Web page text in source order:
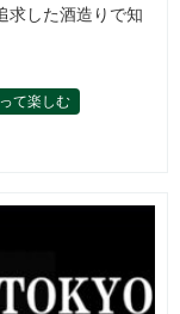
求した酒造りで知
て楽しむ